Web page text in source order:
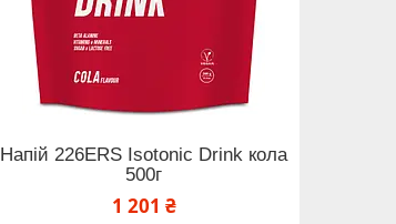
Напій 226ERS Isotonic Drink кола
500г
1 201 ₴